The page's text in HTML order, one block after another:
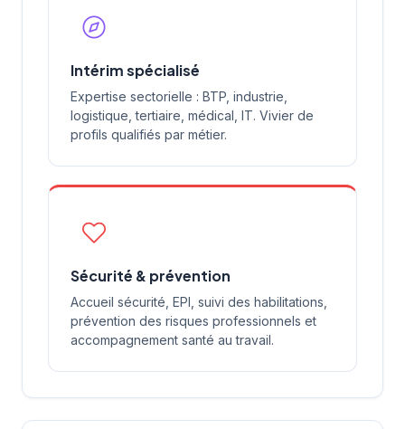
Intérim spécialisé
Expertise sectorielle : BTP, industrie,
logistique, tertiaire, médical, IT. Vivier de
profils qualifiés par métier.
Sécurité & prévention
Accueil sécurité, EPI, suivi des habilitations,
prévention des risques professionnels et
accompagnement santé au travail.